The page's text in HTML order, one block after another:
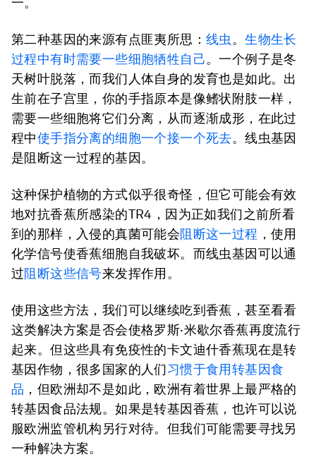
第二种基因的来源有点匪夷所思： 线虫。生物生长
过程中有时需要一些细胞牺牲自己。一个例子是冬
天树叶脱落，而我们人体自身的发育也是如此。出
生前在子宫里，你的手指原本是像鳍状附肢一样，
需要一些细胞将它们分离，从而逐渐成形，在此过
程中使手指分离的细胞一个接一个死去。线虫基因
是阻断这一过程的基因。
这种保护植物的方式似乎很奇怪，但它可能会有效
地对抗香蕉所感染的TR4，因为正如我们之前所看
到的那样，入侵的真菌可能会阻断这一过程 ，使用
化学信号使香蕉细胞自我破坏。而线虫基因可以通
过阻断这些信号来发挥作用。
使用这些方法，我们可以继续吃到香蕉，甚至看看
这类解决方案是否会使格罗斯·米歇尔香蕉再度流行
起来。但这些具有免疫性的卡文迪什香蕉现在是转
基因作物，很多国家的人们习惯于食用转基因食
品 ，但欧洲却不是如此，欧洲有着世界上最严格的
转基因食品法规。如果是转基因香蕉，也许可以说
服欧洲监管机构另行对待。但我们可能需要寻找另
一种解决方案。